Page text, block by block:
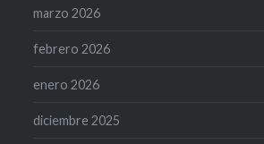
marzo 2026
febrero 2026
enero 2026
diciembre 2025